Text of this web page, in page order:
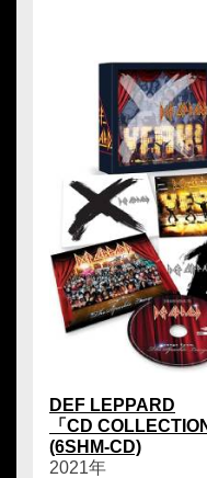
DEF LEPPARD
「CD
(6SHM-CD)
2021年